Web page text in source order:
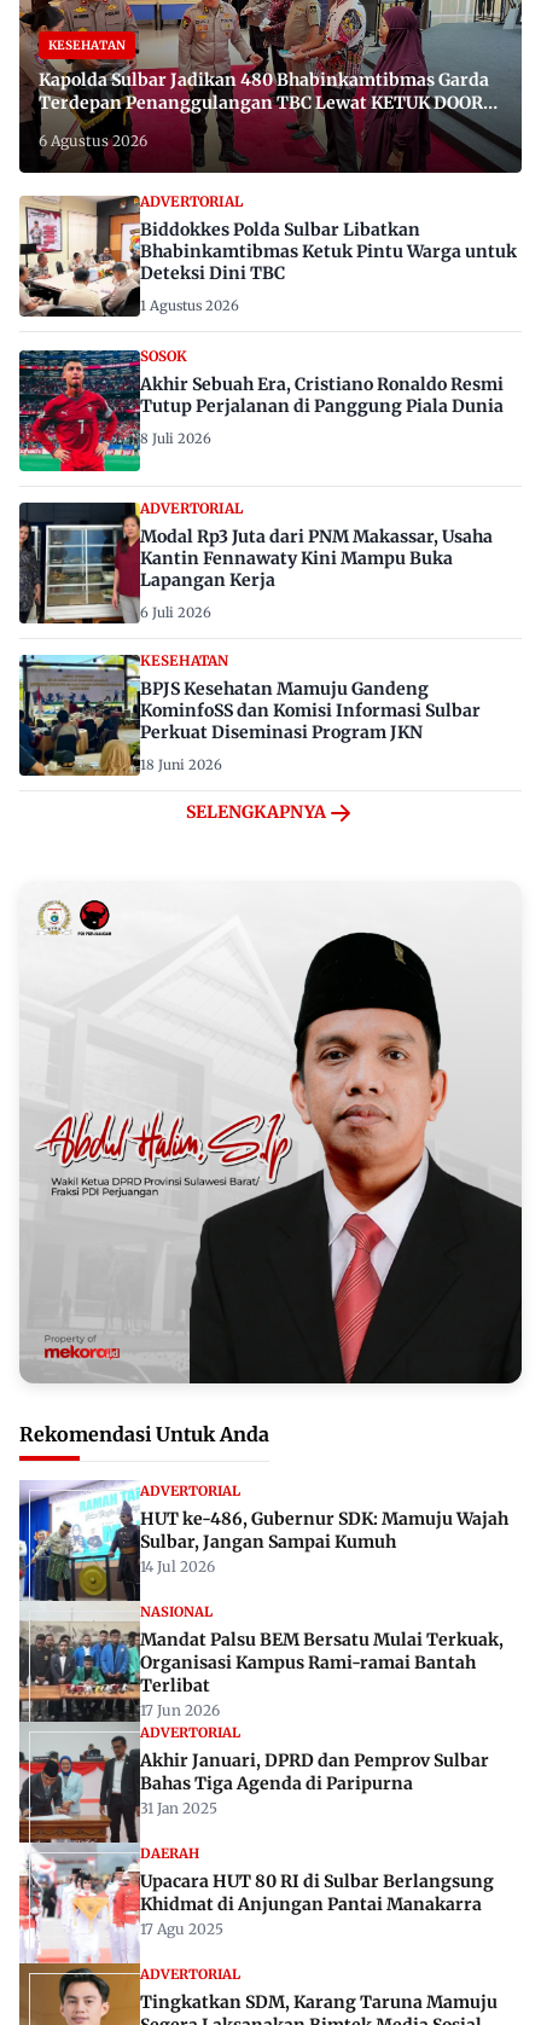
KESEHATAN
Kapolda Sulbar Jadikan 480 Bhabinkamtibmas Garda
Terdepan Penanggulangan TBC Lewat KETUK DOORS
di 650 Desa
6 Agustus 2026
ADVERTORIAL
Biddokkes Polda Sulbar Libatkan
Bhabinkamtibmas Ketuk Pintu Warga untuk
Deteksi Dini TBC
1 Agustus 2026
SOSOK
Akhir Sebuah Era, Cristiano Ronaldo Resmi
Tutup Perjalanan di Panggung Piala Dunia
8 Juli 2026
ADVERTORIAL
Modal Rp3 Juta dari PNM Makassar, Usaha
Kantin Fennawaty Kini Mampu Buka
Lapangan Kerja
6 Juli 2026
KESEHATAN
BPJS Kesehatan Mamuju Gandeng
KominfoSS dan Komisi Informasi Sulbar
Perkuat Diseminasi Program JKN
18 Juni 2026
SELENGKAPNYA
Rekomendasi Untuk Anda
ADVERTORIAL
HUT ke-486, Gubernur SDK: Mamuju Wajah
Sulbar, Jangan Sampai Kumuh
14 Jul 2026
NASIONAL
Mandat Palsu BEM Bersatu Mulai Terkuak,
Organisasi Kampus Rami-ramai Bantah
Terlibat
17 Jun 2026
ADVERTORIAL
Akhir Januari, DPRD dan Pemprov Sulbar
Bahas Tiga Agenda di Paripurna
31 Jan 2025
DAERAH
Upacara HUT 80 RI di Sulbar Berlangsung
Khidmat di Anjungan Pantai Manakarra
17 Agu 2025
ADVERTORIAL
Tingkatkan SDM, Karang Taruna Mamuju